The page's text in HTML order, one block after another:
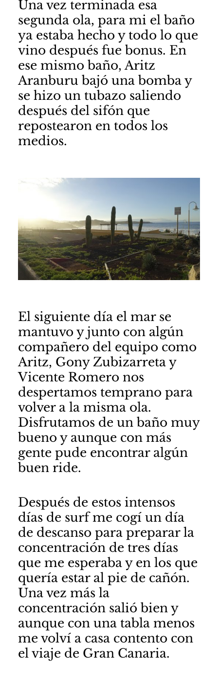
Una vez terminada esa
segunda ola, para mi el baño
ya estaba hecho y todo lo que
vino después fue bonus. En
ese mismo baño, Aritz
Aranburu bajó una bomba y
se hizo un tubazosaliendo
después del sifón que
repostearon en todos los
medios.
El siguiente día el mar se
mantuvo y junto con algún
compañero del equipo como
Aritz, Gony Zubizarreta y
Vicente Romero nos
despertamos temprano para
volver a la misma ola.
Disfrutamos de un baño muy
bueno y aunque con más
gente pude encontrar algún
buen ride.
Después de estos intensos
días de surf me cogí un día
de descanso para preparar la
concentración de tres días
que me esperaba y en los que
quería estar al pie de cañón.
Una vez más la
concentración salió bien y
aunque con una tabla menos
me volví a casa contento con
el viaje de Gran Canaria.